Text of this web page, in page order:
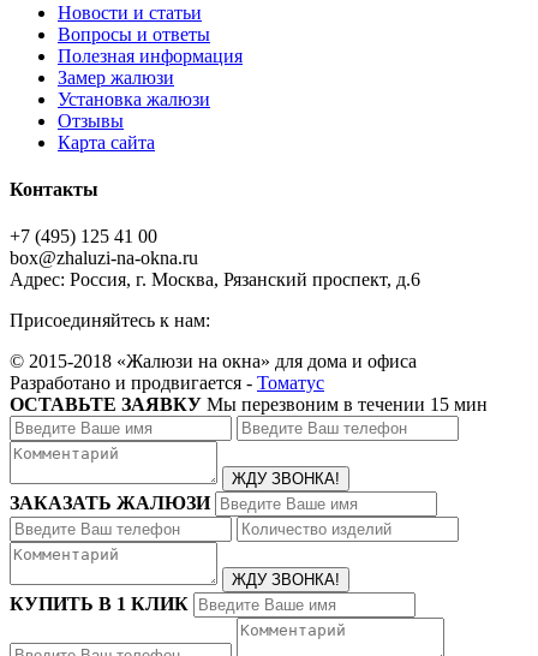
Новости и статьи
Вопросы и ответы
Полезная информация
Замер жалюзи
Установка жалюзи
Отзывы
Карта сайта
Контакты
+7 (495) 125 41 00
box@zhaluzi-na-okna.ru
Адрес: Россия, г. Москва, Рязанский проспект, д.6
Присоединяйтесь к нам:
© 2015-2018 «Жалюзи на окна» для дома и офиса
Разработано и продвигается - Томатус
ОСТАВЬТЕ ЗАЯВКУ Мы перезвоним в течении 15 мин
ЗАКАЗАТЬ ЖАЛЮЗИ
КУПИТЬ В 1 КЛИК